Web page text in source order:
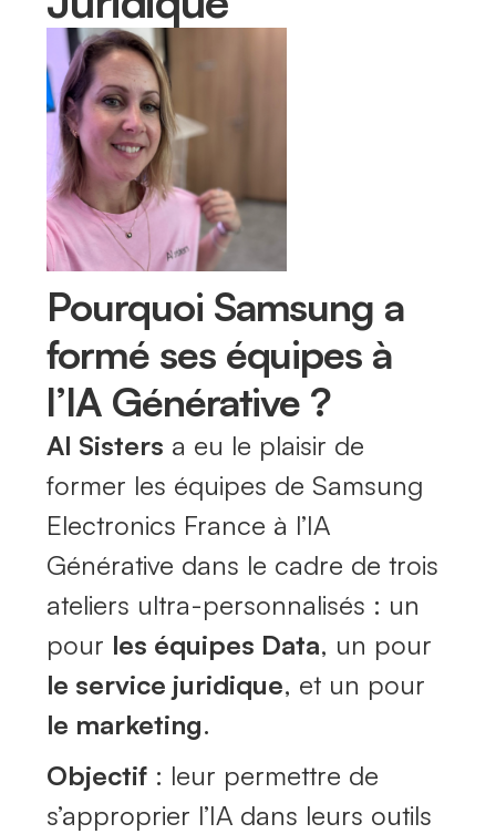
Pourquoi Samsung a
formé ses équipes à
l’IA Générative ?
AI Sisters a eu le plaisir de
former les équipes de Samsung
Electronics France à l’IA
Générative dans le cadre de trois
ateliers ultra-personnalisés : un
pour les équipes Data, un pour
le service juridique, et un pour
le marketing.
Objectif : leur permettre de
s’approprier l’IA dans leurs outils